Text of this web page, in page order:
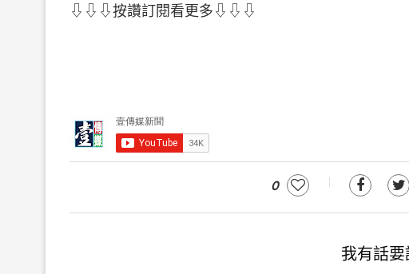
⇩⇩⇩按讚訂閱看更多⇩⇩⇩
0
我有話要